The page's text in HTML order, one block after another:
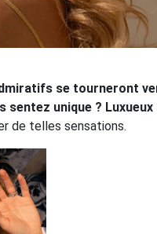
se tourneront
sentez unique ? Luxueux
de telles sensations.